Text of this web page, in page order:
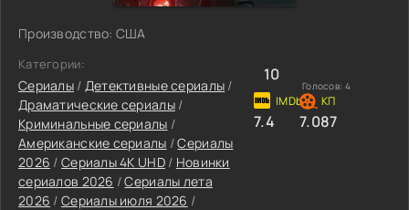
Производство: США
Категории:
Сериалы/ Детективные сериалы /
Драматические сериалы/
Криминальные сериалы /
Американские сериалы /Сериалы
2026 / Сериалы 4K UHD/ Новинки
сериалов 2026 /Сериалы лета
2026 / Сериалы июля 2026 /
10
Голосов: 4
7.4 7.087